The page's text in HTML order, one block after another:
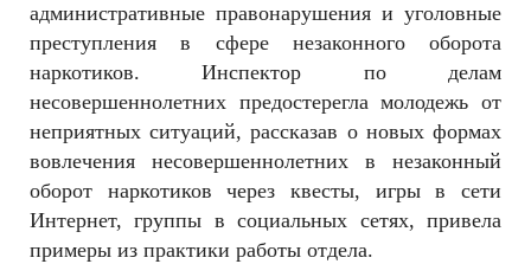
административные правонарушения и уголовные
преступления в сфере незаконного оборота
наркотиков. Инспектор по делам
несовершеннолетних предостерегла молодежь от
неприятных ситуаций, рассказав о новых формах
вовлечения несовершеннолетних в незаконный
оборот наркотиков через квесты, игры в сети
Интернет, группы в социальных сетях, привела
примеры из практики работы отдела.